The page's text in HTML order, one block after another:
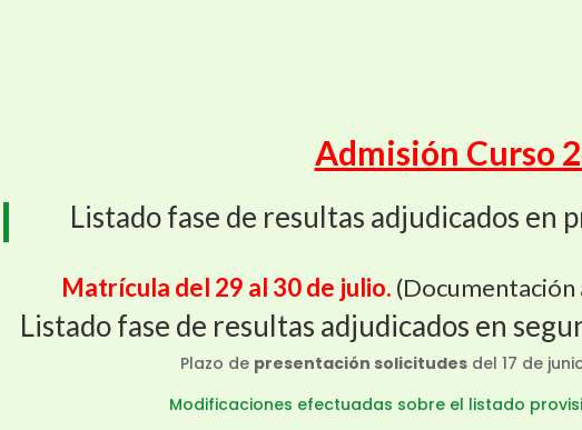
Admisión Curso
Listado fase de resultas adjudicados
Matrícula del 29 al 30 de julio. (Documentación
Listado fase de resultas adjudicados en
Plazo de presentación solicitudesdel 17 de
Modificaciones efectuadas sobre el listado